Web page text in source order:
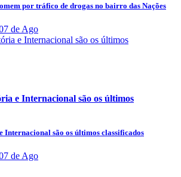
por tráfico de drogas no bairro das Nações
de Ago
e Internacional são os últimos
são os últimos classificados
de Ago